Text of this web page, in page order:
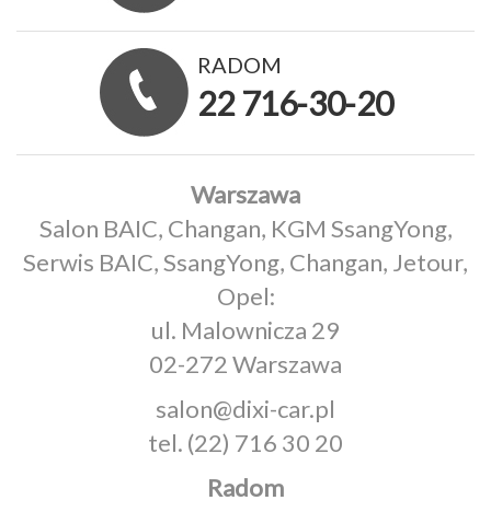
RADOM
22 716-30-20
Warszawa
Salon BAIC, Changan, KGM SsangYong,
Serwis BAIC, SsangYong, Changan, Jetour,
Opel:
ul. Malownicza 29
02-272 Warszawa
salon@dixi-car.pl
tel. (22) 716 30 20
Radom